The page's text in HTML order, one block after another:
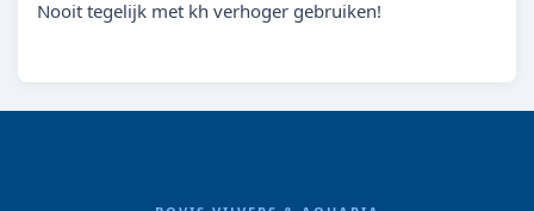
Nooit tegelijk met kh verhoger gebruiken!